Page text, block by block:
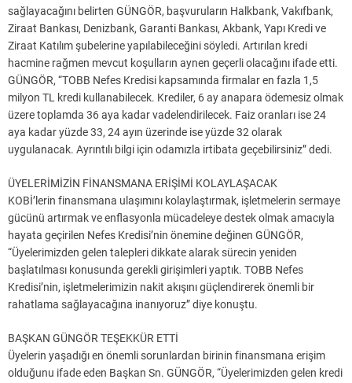
sağlayacağını belirten GÜNGÖR, başvuruların Halkbank, Vakıfbank,
Ziraat Bankası, Denizbank, Garanti Bankası, Akbank, Yapı Kredi ve
Ziraat Katılım şubelerine yapılabileceğini söyledi. Artırılan kredi
hacmine rağmen mevcut koşulların aynen geçerli olacağını ifade etti.
GÜNGÖR, “TOBB Nefes Kredisi kapsamında firmalar en fazla 1,5
milyon TL kredi kullanabilecek. Krediler, 6 ay anapara ödemesiz olmak
üzere toplamda 36 aya kadar vadelendirilecek. Faiz oranları ise 24
aya kadar yüzde 33, 24 ayın üzerinde ise yüzde 32 olarak
uygulanacak. Ayrıntılı bilgi için odamızla irtibata geçebilirsiniz” dedi.
ÜYELERİMİZİN FİNANSMANA ERİŞİMİ KOLAYLAŞACAK
KOBİ’lerin finansmana ulaşımını kolaylaştırmak, işletmelerin sermaye
gücünü artırmak ve enflasyonla mücadeleye destek olmak amacıyla
hayata geçirilen Nefes Kredisi’nin önemine değinen GÜNGÖR,
“Üyelerimizden gelen talepleri dikkate alarak sürecin yeniden
başlatılması konusunda gerekli girişimleri yaptık. TOBB Nefes
Kredisi’nin, işletmelerimizin nakit akışını güçlendirerek önemli bir
rahatlama sağlayacağına inanıyoruz” diye konuştu.
BAŞKAN GÜNGÖR TEŞEKKÜR ETTİ
Üyelerin yaşadığı en önemli sorunlardan birinin finansmana erişim
olduğunu ifade eden Başkan Sn. GÜNGÖR, “Üyelerimizden gelen kredi